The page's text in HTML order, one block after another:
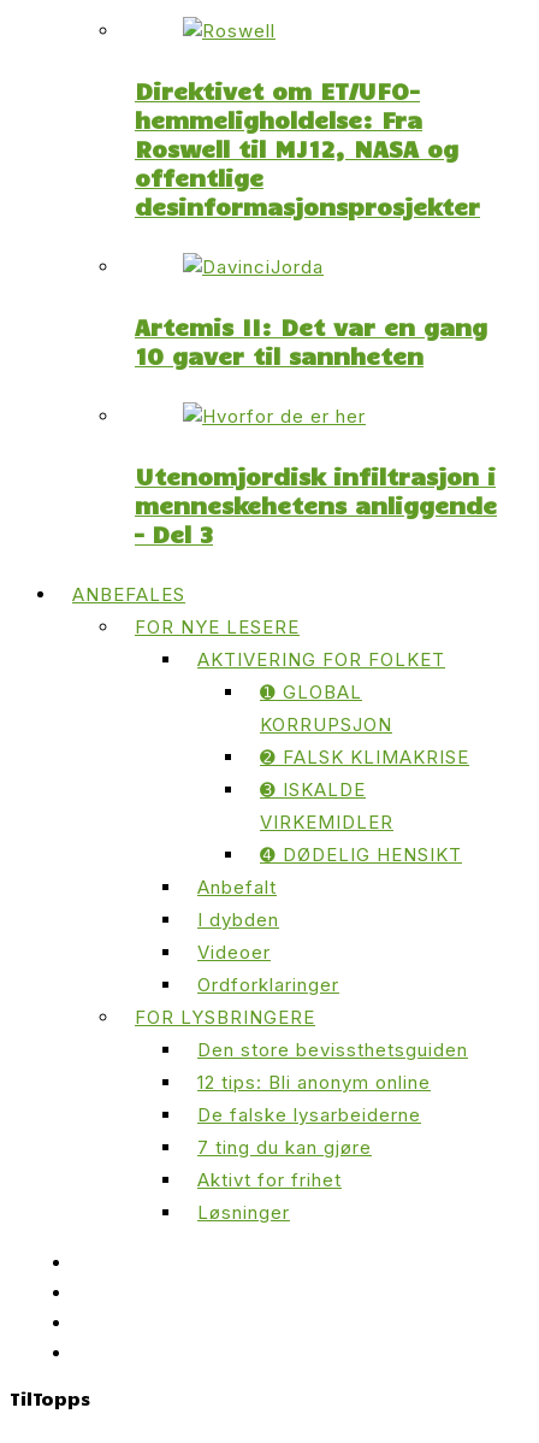
Direktivet om ET/UFO-
hemmeligholdelse: Fra
Roswell til MJ12, NASA og
offentlige
desinformasjonsprosjekter
Artemis II: Det var en gang
10 gaver til sannheten
Utenomjordisk infiltrasjon i
menneskehetens anliggende
– Del 3
ANBEFALES
FOR NYE LESERE
AKTIVERING FOR FOLKET
➊ GLOBAL
KORRUPSJON
➋ FALSK KLIMAKRISE
➌ ISKALDE
VIRKEMIDLER
➍ DØDELIG HENSIKT
Anbefalt
I dybden
Videoer
Ordforklaringer
FOR LYSBRINGERE
Den store bevissthetsguiden
12 tips: Bli anonym online
De falske lysarbeiderne
7 ting du kan gjøre
Aktivt for frihet
Løsninger
TilTopps